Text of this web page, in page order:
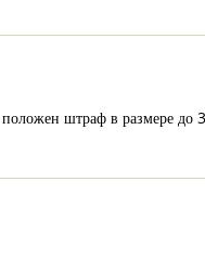
положен штраф в размере до